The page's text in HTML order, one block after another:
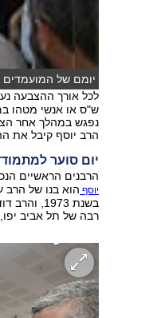
יומם של המועמדים
לכל אורך ההצבעה
ש"ס או אנשי מטהו
נפגש במהלך אחר
הרב יוסף קיבל את
יום סוער
הרבנים הראשיים
יוסף הוא בנו של הרב
בשנת
רבה של תל אביב יפו, שכיהן